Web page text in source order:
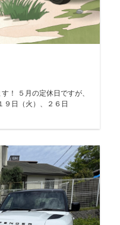
が、
９日（火）、２６日